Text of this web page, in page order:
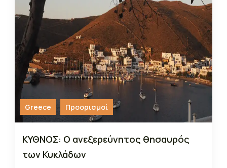
Greece Προορισμοί
ΚΥΘΝΟΣ: Ο ανεξερεύνητος θησαυρός
των Κυκλάδων